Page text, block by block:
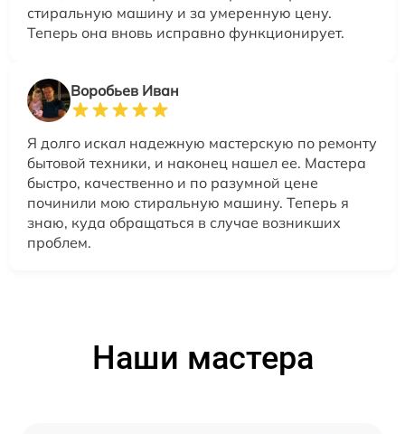
стиральную машину и за умеренную цену.
Теперь она вновь исправно функционирует.
Воробьев Иван
Я долго искал надежную мастерскую по ремонту
бытовой техники, и наконец нашел ее. Мастера
быстро, качественно и по разумной цене
починили мою стиральную машину. Теперь я
знаю, куда обращаться в случае возникших
проблем.
Наши мастера